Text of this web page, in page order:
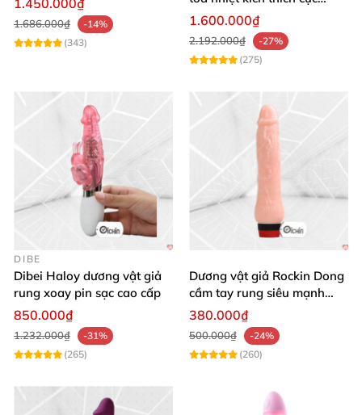
1.450.000₫
1.686.000₫
-14%
(343)
mạnh
1.600.000₫
2.192.000₫
-27%
(275)
DIBE
Dibei Haloy dương vật giả
rung xoay pin sạc cao cấp
850.000₫
1.232.000₫
-31%
(265)
Dương vật giả Rockin Dong
cầm tay rung siêu mạnh
silicon y tế cao cấp
380.000₫
500.000₫
-24%
(260)